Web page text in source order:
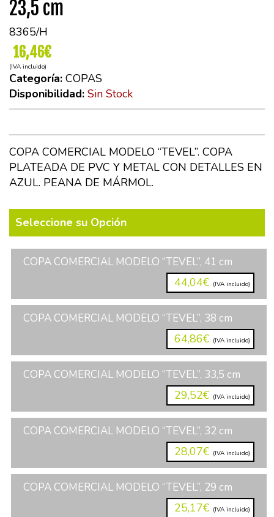
23,5 cm
8365/H
16,46€
(IVA incluido)
Categoría: COPAS
Disponibilidad: Sin Stock
COPA COMERCIAL MODELO “TEVEL”. COPA
PLATEADA DE PVC Y METAL CON DETALLES EN
AZUL. PEANA DE MÁRMOL.
Seleccione su Opción
COPA COMERCIAL MODELO “TEVEL”, 41 cm
44,04€ (IVA incluido)
COPA COMERCIAL MODELO “TEVEL”, 38 cm
64,86€ (IVA incluido)
COPA COMERCIAL MODELO “TEVEL”, 33,5 cm
29,52€ (IVA incluido)
COPA COMERCIAL MODELO “TEVEL”, 32 cm
28,07€ (IVA incluido)
COPA COMERCIAL MODELO “TEVEL”, 29 cm
25,17€ (IVA incluido)